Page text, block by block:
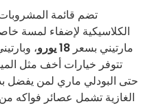
تضم قائمة
الكلاسيكية لإضفاء لمسة
مارتيني بسعر 18 يورو
،
تتوفر خيارات أخف مثل
حتى البودلي ماري لمن يفضل
الغازية تشمل عصائر فواكه من